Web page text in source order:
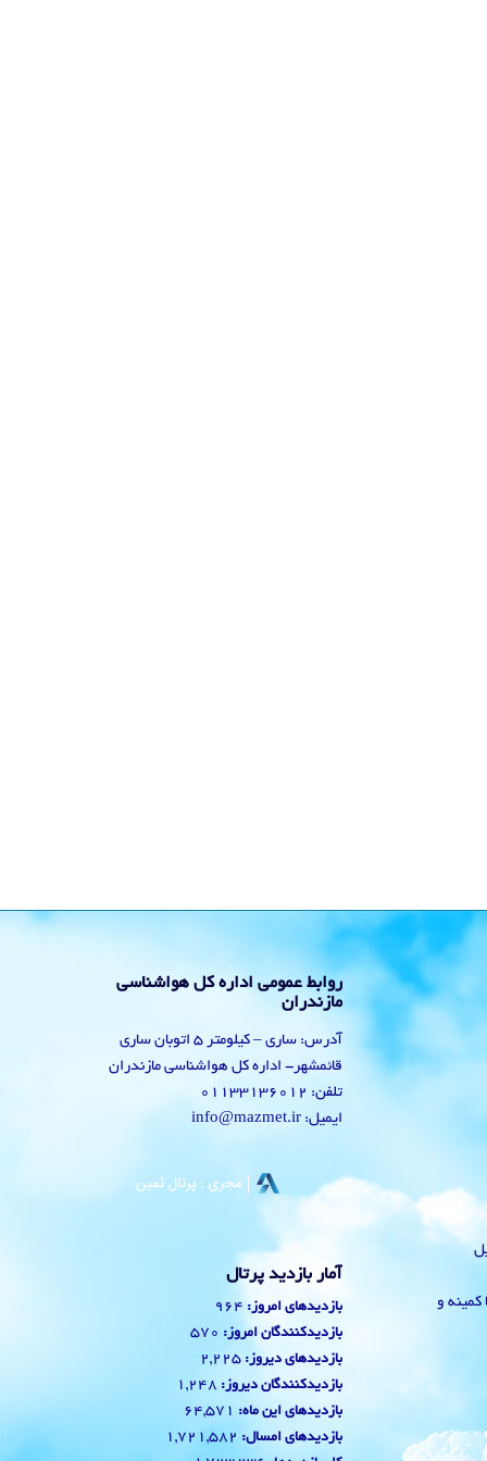
با کمینه و
روابط عمومی اداره کل هواشناسی
مازندران
آدرس: ساری – کیلومتر 5 اتوبان ساری
قائمشهر- اداره کل هواشناسی مازندران
تلفن: 01133136012
ایمیل: info@mazmet.ir
آمار بازدید پرتال
بازدیدهای امروز: 964
بازدیدکنندگان امروز: 570
بازدیدهای دیروز: 2,225
بازدیدکنندگان دیروز: 1,248
بازدیدهای این ماه: 64,571
بازدیدهای امسال: 1,721,582